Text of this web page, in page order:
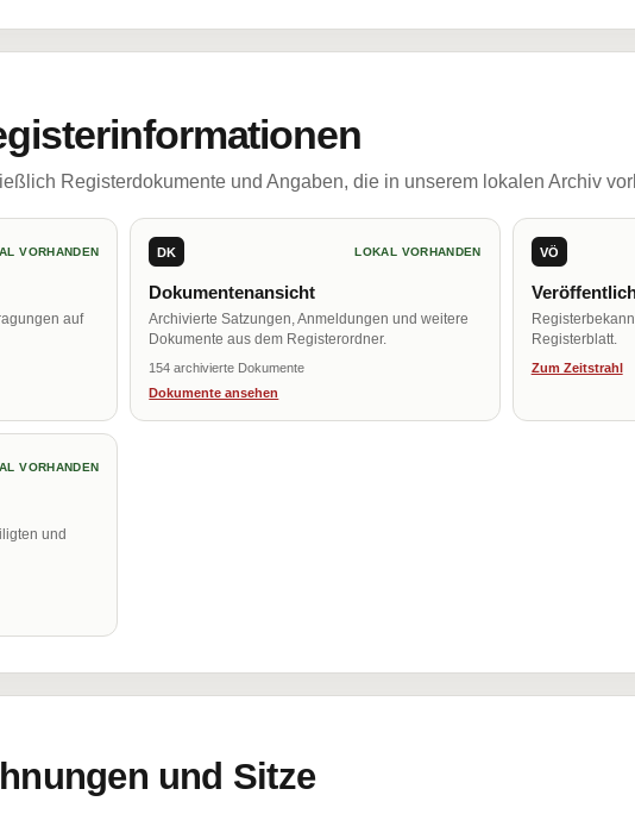
Registerdokumente und Angaben, die in unserem lokalen Archiv
VORHANDEN
auf
DK LOKAL VORHANDEN
Dokumentenansicht
Archivierte Satzungen, Anmeldungen und weitere
Dokumente aus dem Registerordner.
154 archivierte Dokumente
Dokumente ansehen
VÖ
Registerblatt.
Zum Zeitstrahl
VORHANDEN
und
und Sitze